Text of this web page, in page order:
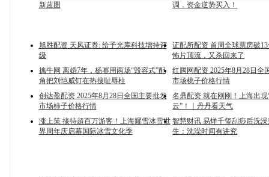
新蓝图
调，资金逆势买入！
旭胜配资 天风证券: 给予光库科技增持评
级
证配所配资 首周全球票房破
怖片顶流，又杀回来了
擒牛网 离婚7年，杨幂用两场“毁容式”配
角把刘恺威钉在热搜耻辱柱
红腾网配资 2025年8月28日全
市场桃子价格行情
创达盈配资 2025年8月28日全国主要批发
市场柿子价格行情
名鼎配资 就在刚刚！上海出现
云”！｜丹丹看天气
涨上策 接待超百万游客！上海耀雪冰雪世
界周年庆启幕国际冰雪文化季
智慧财讯 易烊千玺刮痧后洗
生：洗澡时间有讲究